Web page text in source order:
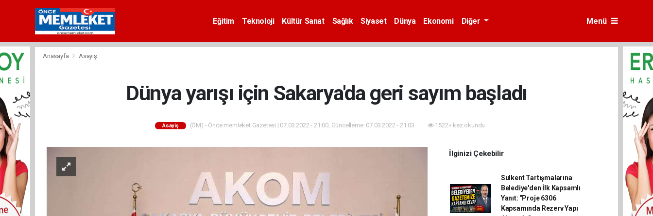
Eğitim Teknoloji Kültür Sanat Sağlık Siyaset Dünya Ekonomi Diğer Menü
Anasayfa Asayiş
Dünya yarışı için Sakarya'da geri sayım başladı
Asayiş (ÖM) - Önce memleket Gazetesi | 07.03.2022 - 21:00, Güncelleme: 07.03.2022 - 21:03 1522+ kez okundu.
İlginizi Çekebilir
Sulkent Tartışmalarına
Belediye'den İlk Kapsamlı
Yanıt: "Proje 6306
Kapsamında Rezerv Yapı